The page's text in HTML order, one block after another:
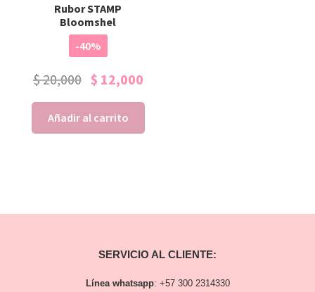
Rubor STAMP
Bloomshel
-40%
$20,000 $ 12,000
Añadir al carrito
SERVICIO AL CLIENTE:
Línea whatsapp: +57 300 2314330